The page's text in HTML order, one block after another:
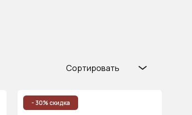
Сортировать
Цена (возр.)
- 30% скидка